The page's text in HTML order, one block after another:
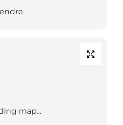
map...